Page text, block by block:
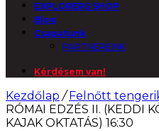
EXPLORERS SHOP
Blog
Csapatunk
PARTNEREINK
Kérdésem van!
Kezdőlap / Felnőtt
RÓMAI EDZÉS II. (KEDDI
KAJAK OKTATÁS) 16:30